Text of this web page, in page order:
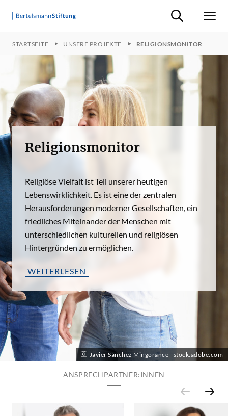
Suche ein-/
STARTSEITE UNSERE PROJEKTE RELIGIONSMONITOR
Javier Sánchez Mingorance - stock.adobe.com
Religionsmonitor
Religiöse Vielfalt ist Teil unserer heutigen
Lebenswirklichkeit. Es ist eine der zentralen
Herausforderungen moderner Gesellschaften, ein
friedliches Miteinander der Menschen mit
unterschiedlichen kulturellen und religiösen
Hintergründen zu ermöglichen.
WEITERLESEN
ANSPRECHPARTNER:INNEN